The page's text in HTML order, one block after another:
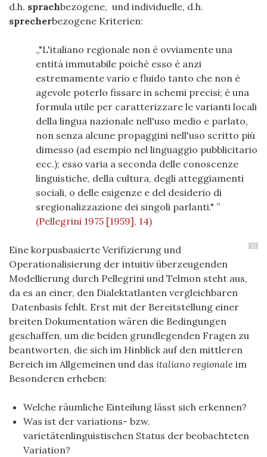
d.h. sprachbezogene, und individuelle, d.h.
sprecherbezogene Kriterien:
"L'italiano regionale non è ovviamente una
entità immutabile poiché esso è anzi
estremamente vario e fluido tanto che non è
agevole poterlo fissare in schemi precisi; è una
formula utile per caratterizzare le varianti locali
della lingua nazionale nell'uso medio e parlato,
non senza alcune propaggini nell'uso scritto più
dimesso (ad esempio nel linguaggio pubblicitario
ecc.); esso varia a seconda delle conoscenze
linguistiche, della cultura, degli atteggiamenti
sociali, o delle esigenze e del desiderio di
sregionalizzazione dei singoli parlanti."
(Pellegrini 1975 [1959], 14)
11
Eine korpusbasierte Verifizierung und
Operationalisierung der intuitiv überzeugenden
Modellierung durch Pellegrini und Telmon steht aus,
da es an einer, den Dialektatlanten vergleichbaren
Datenbasis fehlt. Erst mit der Bereitstellung einer
breiten Dokumentation wären die Bedingungen
geschaffen, um die beiden grundlegenden Fragen zu
beantworten, die sich im Hinblick auf den mittleren
Bereich im Allgemeinen und das italiano regionale im
Besonderen erheben:
Welche räumliche Einteilung lässt sich erkennen?
Was ist der variations- bzw.
varietätenlinguistischen Status der beobachteten
Variation?